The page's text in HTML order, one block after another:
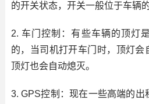
的开关状态，开关一般位于车辆
2. 车门控制：有些车辆的顶灯
的，当司机打开车门时，顶灯会
顶灯也会自动熄灭。
3. GPS控制：现在一些高端的出